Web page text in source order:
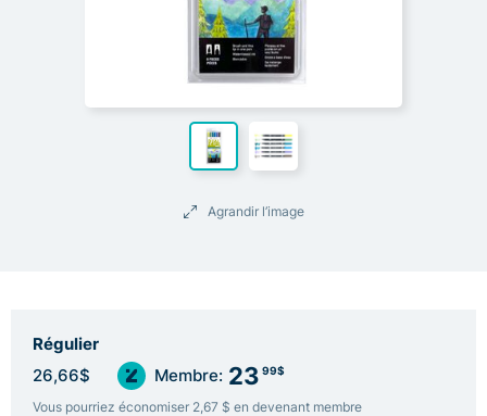
Agrandir l’image
Régulier
26,66$ Membre: 23 99$
Vous pourriez économiser 2,67 $ en devenant membre